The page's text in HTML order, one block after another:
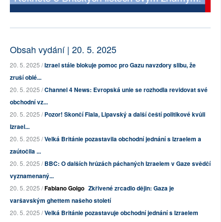
Obsah vydání | 20. 5. 2025
20. 5. 2025 /Izrael stále blokuje pomoc pro Gazu navzdory slibu, že
zruší oblé...
20. 5. 2025 /Channel 4 News: Evropská unie se rozhodla revidovat své
obchodní vz...
20. 5. 2025 /Pozor! Skončí Fiala, Lipavský a další čeští politikové kvůli
Izrael...
20. 5. 2025 /Velká Británie pozastavila obchodní jednání s Izraelem a
zaútočila ...
20. 5. 2025 /BBC: O dalších hrůzách páchaných Izraelem v Gaze svědčí
vyznamenaný...
20. 5. 2025 /Fabiano Golgo Zkřivené zrcadlo dějin: Gaza je
varšavským ghettem našeho století
20. 5. 2025 /Velká Británie pozastavuje obchodní jednání s Izraelem